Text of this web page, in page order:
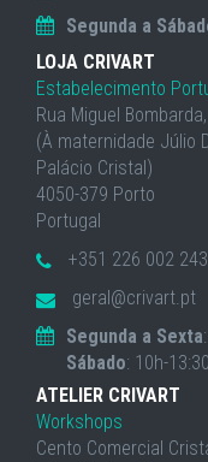
Segunda a
LOJA CRIVART
Estabelecimento
Rua Miguel
(À maternidade Júlio
Palácio Cristal)
4050-379 Porto
Portugal
+351 226 002
geral@crivart.pt
Segunda a Sexta
Sábado: 10h-13:30
ATELIER CRIVART
Workshops
Cento Comercial